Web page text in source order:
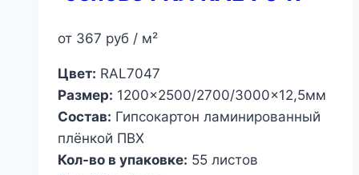
от 367 руб / м²
Цвет: RAL7047
Размер: 1200×2500/2700/3000×12,5мм
Состав: Гипсокартон ламинированный
плёнкой ПВХ
Кол-во в упаковке: 55 листов